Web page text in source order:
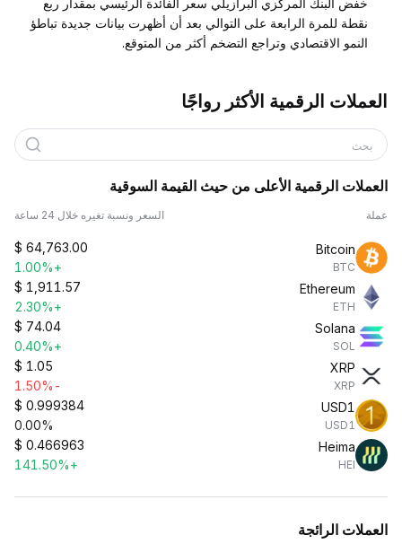
خفض البنك المركزي البرازيلي سعر الفائدة الرئيسي بمقدار ربع
نقطة للمرة الرابعة على التوالي بعد أن أظهرت بيانات جديدة تباطؤ
النمو الاقتصادي وتراجع التضخم أكثر من المتوقع.
العملات الرقمية الأكثر رواجًا
بحث
العملات الرقمية الأعلى من حيث القيمة السوقية
عملة السعر ونسبة تغيره خلال 24 ساعة
Bitcoin
BTC
$ 64,763.00
+1.00%
Ethereum
ETH
$ 1,911.57
+2.30%
Solana
SOL
$ 74.04
+0.40%
XRP
XRP
$ 1.05
-1.50%
USD1
USD1
$ 0.999384
0.00%
Heima
HEI
$ 0.466963
+141.50%
العملات الرائجة